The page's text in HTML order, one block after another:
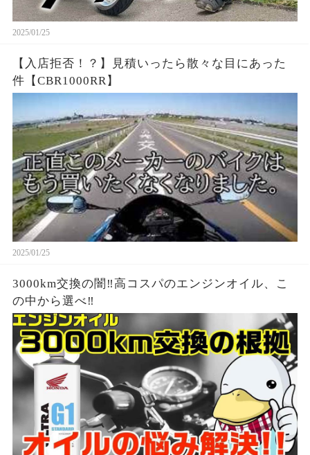
2025/01/25
【入店拒否！？】見積いったら散々な目にあった
件【CBR1000RR】
2025/01/25
3000km交換の闇‼︎高コスパのエンジンオイル、こ
の中から選べ‼︎